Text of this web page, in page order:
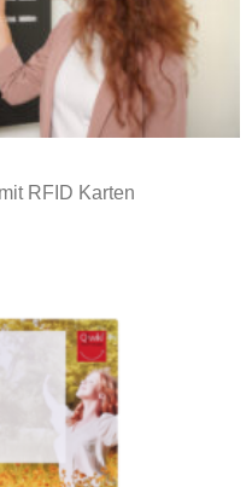
RFID Karten